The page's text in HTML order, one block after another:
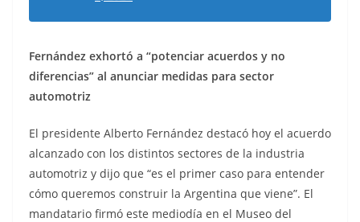
Fernández exhortó a “potenciar acuerdos y no
diferencias” al anunciar medidas para sector
automotriz
El presidente Alberto Fernández destacó hoy el acuerdo
alcanzado con los distintos sectores de la industria
automotriz y dijo que “es el primer caso para entender
cómo queremos construir la Argentina que viene”. El
mandatario firmó este mediodía en el Museo del